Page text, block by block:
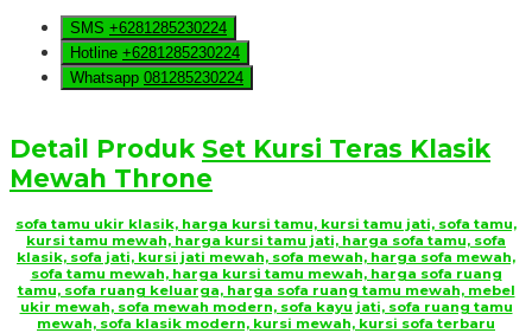
SMS +6281285230224
Hotline +6281285230224
Whatsapp 081285230224
Detail Produk Set Kursi Teras Klasik
Mewah Throne
sofa tamu ukir klasik, harga kursi tamu, kursi tamu jati, sofa tamu,
kursi tamu mewah, harga kursi tamu jati, harga sofa tamu, sofa
klasik, sofa jati, kursi jati mewah, sofa mewah, harga sofa mewah,
sofa tamu mewah, harga kursi tamu mewah, harga sofa ruang
tamu, sofa ruang keluarga, harga sofa ruang tamu mewah, mebel
ukir mewah, sofa mewah modern, sofa kayu jati, sofa ruang tamu
mewah, sofa klasik modern, kursi mewah, kursi sofa terbaru